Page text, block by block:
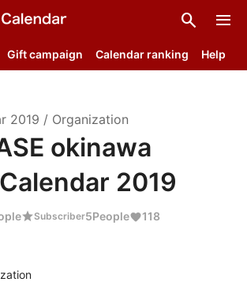
search menu
Gift campaign Calendar ranking Help
2019 / Organization
okinawa
2019
starSubscriber5People 118